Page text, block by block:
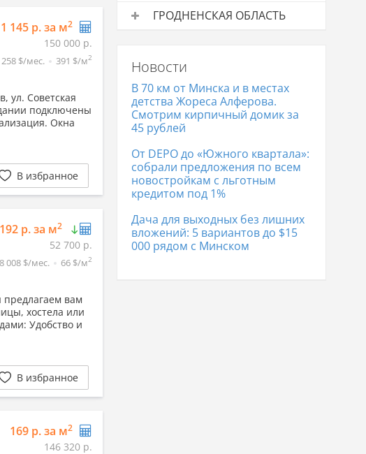
1 145 р. за м2
150 000 р.
258 $/мес. 391 $/м2
ул. Советская
подключены
Окна
В избранное
192 р. за м2
52 700 р.
008 $/мес. 66 $/м2
вам
хостела или
Удобство и
В избранное
169 р. за м2
146 320 р.
Офисы в Бресте 3 337 р.
ГРОДНЕНСКАЯ ОБЛАСТЬ
Офисы в Гродно
Новости
В 70 км от Минска и в местах
детства Жореса Алферова.
Смотрим кирпичный домик за
45 рублей
От DEPO до «Южного квартала»:
собрали предложения по всем
новостройкам с льготным
кредитом под 1%
Дача для выходных без лишних
вложений: 5 вариантов до $15
000 рядом с Минском